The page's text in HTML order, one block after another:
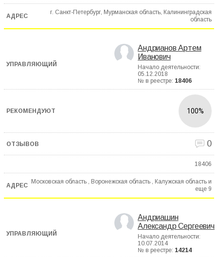
г. Санкт-Петербург, Мурманская область, Калининградская
область
Андрианов Артем
Иванович
Начало деятельности:
05.12.2018
№ в реестре: 18406
100%
0
18406
Московская область , Воронежская область , Калужская область и
еще 9
Андриашин
Александр Сергеевич
Начало деятельности:
10.07.2014
№ в реестре: 14214